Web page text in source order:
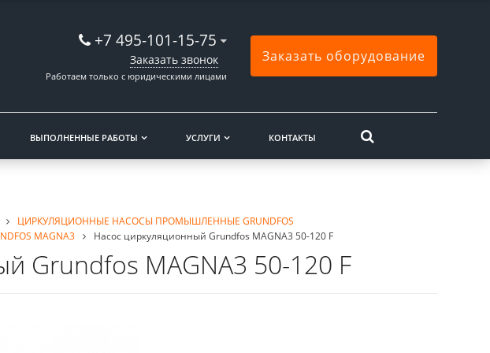
+7 495-101-15-75
Заказать звонок
Работаем только с юридическими лицами
Заказать оборудование
ВЫПОЛНЕННЫЕ РАБОТЫ УСЛУГИ КОНТАКТЫ
ЦИРКУЛЯЦИОННЫЕ НАСОСЫ ПРОМЫШЛЕННЫЕ GRUNDFOS
MAGNA3
Насос циркуляционный Grundfos MAGNA3 50-120 F
Grundfos MAGNA3 50-120 F